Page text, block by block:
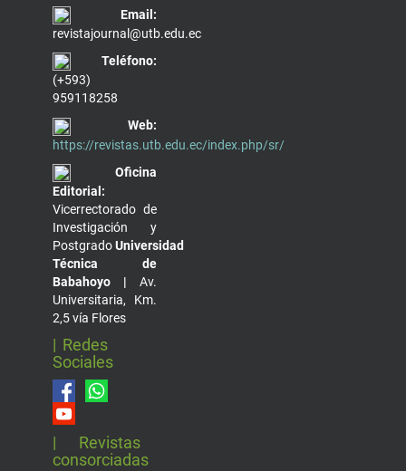
Email:
revistajournal@utb.edu.ec
Teléfono:
(+593)
959118258
Web:
https://revistas.utb.edu.ec/index.php/sr/
Oficina
Editorial:
Vicerrectorado de
Investigación y
PostgradoUniversidad
Técnica de
Babahoyo | Av.
Universitaria, Km.
2,5 vía Flores
| Redes
Sociales
| Revistas
consorciadas